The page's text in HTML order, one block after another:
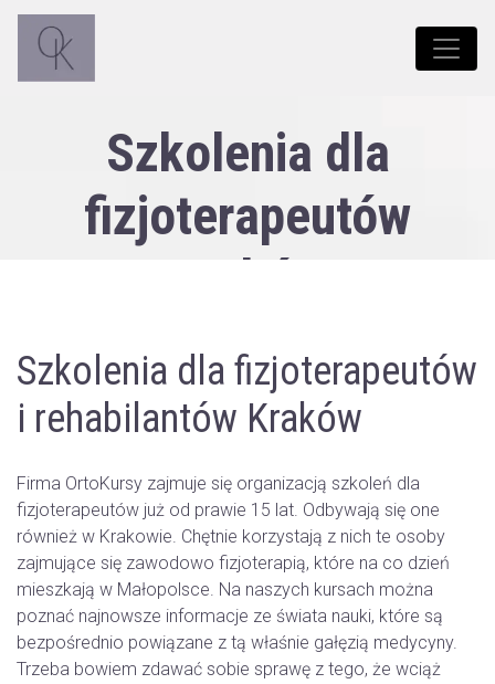
Szkolenia dla
fizjoterapeutów
Kraków
Szkolenia dla fizjoterapeutów
i rehabilantów Kraków
Firma OrtoKursy zajmuje się organizacją szkoleń dla
fizjoterapeutów już od prawie 15 lat. Odbywają się one
również w Krakowie. Chętnie korzystają z nich te osoby
zajmujące się zawodowo fizjoterapią, które na co dzień
mieszkają w Małopolsce. Na naszych kursach można
poznać najnowsze informacje ze świata nauki, które są
bezpośrednio powiązane z tą właśnie gałęzią medycyny.
Trzeba bowiem zdawać sobie sprawę z tego, że wciąż